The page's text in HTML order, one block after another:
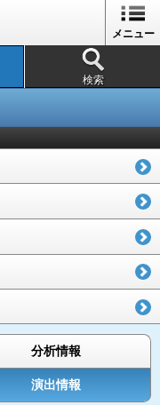
メニュー
検索
分析情報
演出情報